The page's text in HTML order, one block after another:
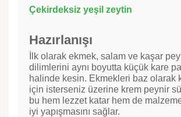
Çekirdeksiz yeşil zeytin
Hazırlanışı
İlk olarak ekmek, salam ve kaşar
dilimlerini aynı boyutta küçük kare
halinde kesin. Ekmekleri baz olarak
için isterseniz üzerine krem peynir
bu hem lezzet katar hem de
iyi yapışmasını sağlar.